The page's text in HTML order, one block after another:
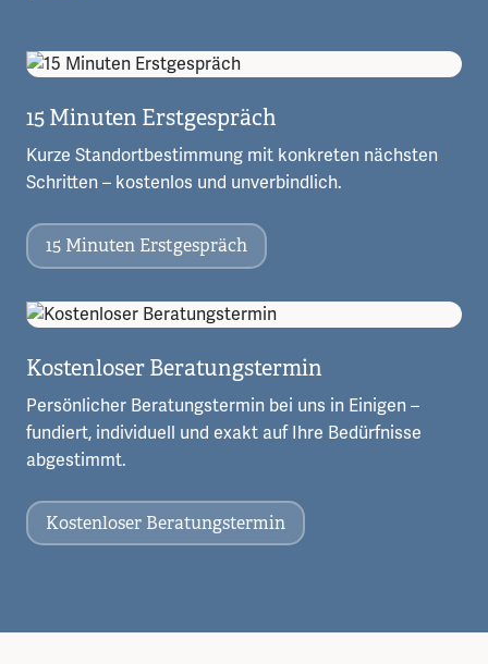
15 Minuten Erstgespräch
Kurze Standortbestimmung mit konkreten nächsten
Schritten – kostenlos und unverbindlich.
15 Minuten Erstgespräch
Kostenloser Beratungstermin
Persönlicher Beratungstermin bei uns in Einigen –
fundiert, individuell und exakt auf Ihre Bedürfnisse
abgestimmt.
Kostenloser Beratungstermin